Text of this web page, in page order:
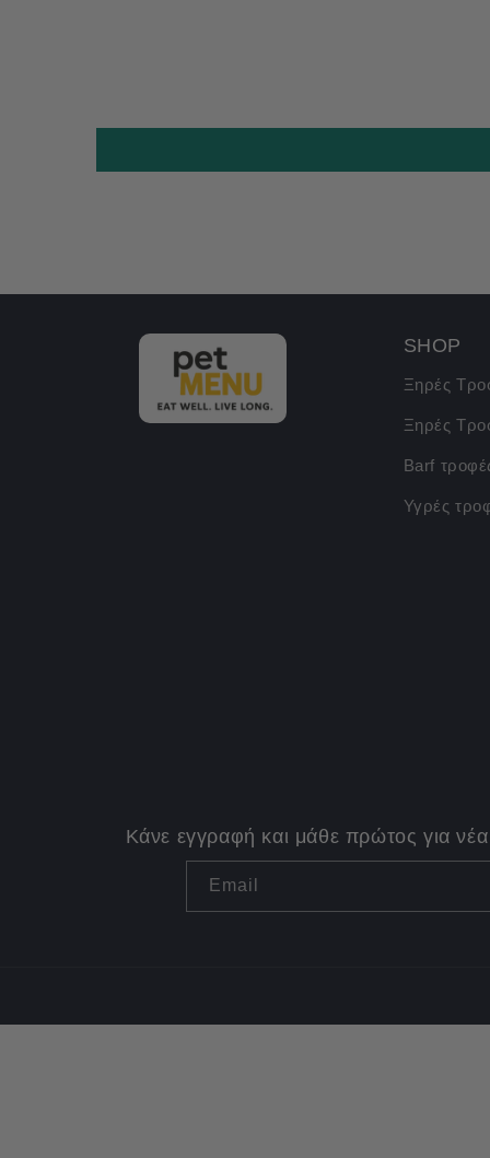
SHOP
Ξηρές
Ξηρές
Barf
Υγρές
Κάνε εγγραφή και μάθε πρώτος για
Email